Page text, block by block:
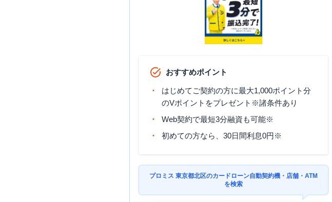
おすすめポイント
はじめてご契約の方に最大1,000ポイント分
のVポイントをプレゼント※諸条件あり
Web契約で最短3分融資も可能※
初めての方なら、30日間利息0円※
プロミス 東京都北区のカードローン自動契約機・店舗・ATM
を検索